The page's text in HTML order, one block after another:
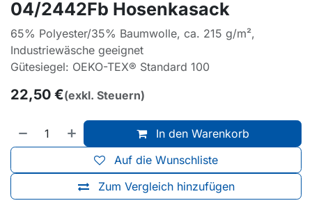
04/2442Fb Hosenkasack
65% Polyester/35% Baumwolle, ca. 215 g/m²,
Industriewäsche geeignet
Gütesiegel: OEKO-TEX® Standard 100
22,50 €(exkl. Steuern)
In den Warenkorb
Zum Vergleich hinzufügen
Auf die Wunschliste